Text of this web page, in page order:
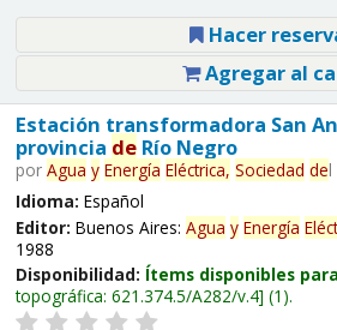
Hacer
Agregar al
Estación transformadora San
provincia deRío Negro
por Agua y Energía Eléctrica, Sociedad del
Idioma: Español
Editor: Buenos Aires: Agua y Energía
1988
Disponibilidad: Ítems disponibles
topográfica: 621.374.5/A282/v.4 (1).